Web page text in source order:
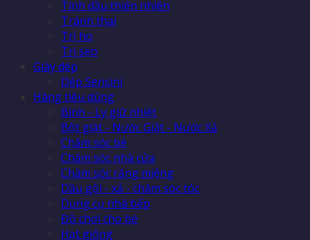
Tinh dầu thiên nhiên
Tránh thai
Trị ho
Trị sẹo
Giày dép
Dép Sensini
Hàng tiêu dùng
Bình - Ly giữ nhiệt
Bột giặt - Nước Giặt - Nước Xả
Chăm sóc bé
Chăm sóc nhà cửa
Chăm sóc răng miệng
Dầu gội - xả - chăm sóc tóc
Dụng cụ nhà bếp
Đồ chơi cho bé
Hạt giống